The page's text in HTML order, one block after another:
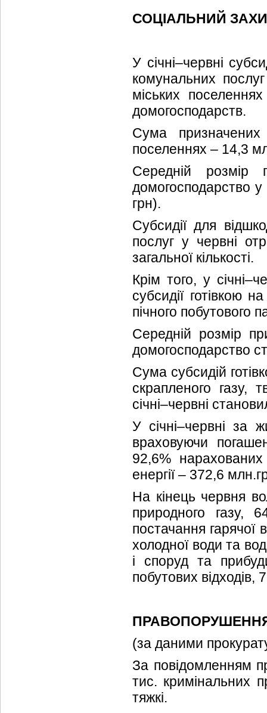
СОЦІАЛЬНИЙ
У січні–червні
комунальних
міських
домогосподарств.
Сума
поселеннях – 14,3
Середній розмір
домогосподарство
грн).
Субсидії для
послуг у червні
загальної кількості.
Крім того, у
субсидії готівкою
пічного побутового
Середній розмір
домогосподарство
Сума субсидій
скрапленого газу,
січні–червні
У січні–червні за
враховуючи
92,6%
енергії – 372,6
На кінець червня
природного газу,
постачання гарячої
холодної води та
і споруд та
побутових відходів,
(за даними
За повідомленням
тис. кримінальних
тяжкі.